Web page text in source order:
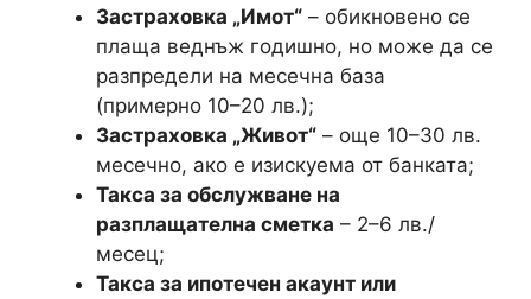
Застраховка „Имот“ – обикновено се
плаща веднъж годишно, но може да се
разпредели на месечна база
(примерно 10–20 лв.);
Застраховка „Живот“ – още 10–30 лв.
месечно, ако е изискуема от банката;
Такса за обслужване на
разплащателна сметка – 2–6 лв./
месец;
Такса за ипотечен акаунт или